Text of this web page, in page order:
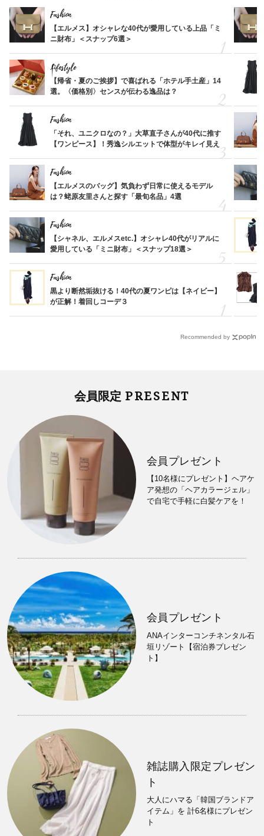
Fashion
【エルメス】オシャレな40代が愛用している上品「ミ
ニ財布」＜スナップ6選＞
Lifestyle
【帰省・夏のご挨拶】で喜ばれる「ホテル手土産」14
選。〈価格別〉センスが伝わる逸品は？
Fashion
「それ、ユニクロなの？」大草直子さんが40代に推す
【ワンピース】！秀逸シルエットで体型がキレイ見え
Fashion
【エルメスのバッグ】気負わず日常に使えるモデル
は？蛯原友里さんと探す「最旬名品」4選
Fashion
【シャネル、エルメスetc.】オシャレ40代がリアルに
愛用している「ミニ財布」＜スナップ18選＞
Fashion
黒より断然垢抜ける！40代の夏ワンピは【ネイビー】
が正解！着回しコーデ３
Recommended by
会員限定 PRESENT
会員プレゼント
【10名様にプレゼント】ヘアケ
ア発想の「ヘアカラージェル」
で自宅で手軽に白髪ケアを！
会員プレゼント
ANAインターコンチネンタル石
垣リゾート【宿泊券プレゼン
ト】
雑誌購入限定プレゼン
ト
大人にハマる「韓国ブランドア
イテム」を 計6名様にプレゼン
ト